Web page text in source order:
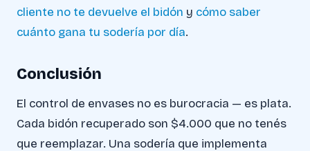
cliente no te devuelve el bidón y cómo saber
cuánto gana tu sodería por día.
Conclusión
El control de envases no es burocracia — es plata.
Cada bidón recuperado son $4.000 que no tenés
que reemplazar. Una sodería que implementa